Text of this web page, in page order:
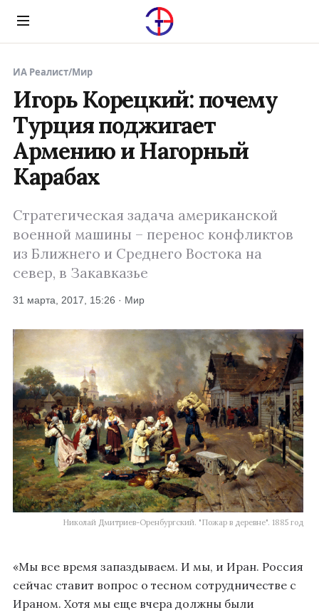
Menu
ИА Реалист/Мир
Игорь Корецкий: почему
Турция поджигает
Армению и Нагорный
Карабах
Стратегическая задача американской
военной машины – перенос конфликтов
из Ближнего и Среднего Востока на
север, в Закавказье
31 марта, 2017, 15:26 · Мир
Николай Дмитриев-Оренбургский. "Пожар в деревне". 1885 год
«Мы все время запаздываем. И мы, и Иран. Россия
сейчас ставит вопрос о тесном сотрудничестве с
Ираном. Хотя мы еще вчера должны были